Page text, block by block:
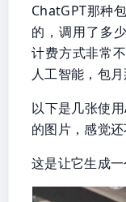
ChatGPT那种
的，调用了多
计费方式非常
人工智能，包
以下是几张使
的图片，感觉还
这是让它生成